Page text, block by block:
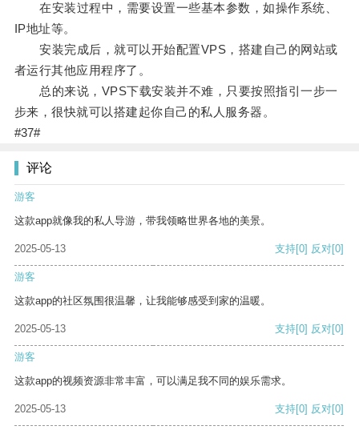
在安装过程中，需要设置一些基本参数，如操作系统、
IP地址等。
安装完成后，就可以开始配置VPS，搭建自己的网站或
者运行其他应用程序了。
总的来说，VPS下载安装并不难，只要按照指引一步一
步来，很快就可以搭建起你自己的私人服务器。
#37#
评论
游客
这款app就像我的私人导游，带我领略世界各地的美景。
2025-05-13 支持[0] 反对[0]
游客
这款app的社区氛围很温馨，让我能够感受到家的温暖。
2025-05-13 支持[0] 反对[0]
游客
这款app的视频资源非常丰富，可以满足我不同的娱乐需求。
2025-05-13 支持[0] 反对[0]